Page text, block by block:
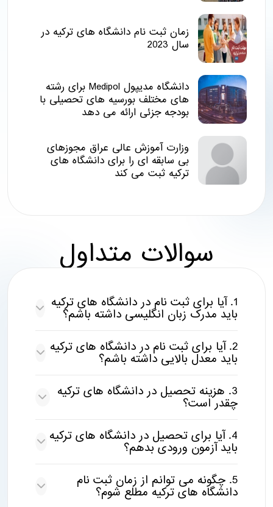
زمان ثبت نام دانشگاه های ترکیه در
سال 2023
دانشگاه مدیپول Medipol برای رشته
های مختلف بورسیه های تحصیلی با
بودجه جزئی ارائه می دهد
وزارت آموزش عالی عراق مجوزهای
بی سابقه ای را برای دانشگاه های
ترکیه ثبت می کند
سوالات متداول
1. آیا برای ثبت نام در دانشگاه های ترکیه
باید مدرک زبان انگلیسی داشته باشم؟
2. آیا برای ثبت نام در دانشگاه های ترکیه
باید معدل بالایی داشته باشم؟
3. هزینه تحصیل در دانشگاه های ترکیه
چقدر است؟
4. آیا برای تحصیل در دانشگاه های ترکیه
باید آزمون ورودی بدهم؟
5. چگونه می توانم از زمان ثبت نام
دانشگاه های ترکیه مطلع شوم؟